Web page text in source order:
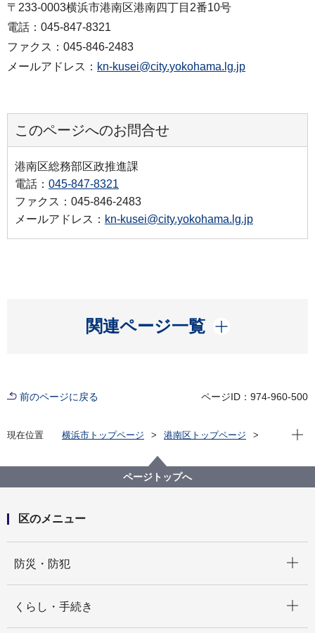
〒233-0003横浜市港南区港南四丁目2番10号
電話：045-847-8321
ファクス：045-846-2483
メールアドレス： kn-kusei@city.yokohama.lg.jp
このページへのお問合せ
港南区総務部区政推進課
電話： 045-847-8321
ファクス：045-846-2483
メールアドレス： kn-kusei@city.yokohama.lg.jp
関連ページ一覧
開く
前のページに戻る ページID：974-960-500
現在位置 横浜市トップページ
港南区トップページ
令和８年度港南区バナー広告募集案内
現在
ページトップへ
区のメニュー
防災・防犯
くらし・手続き